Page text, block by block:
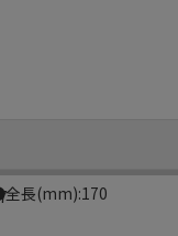
長(mm):170